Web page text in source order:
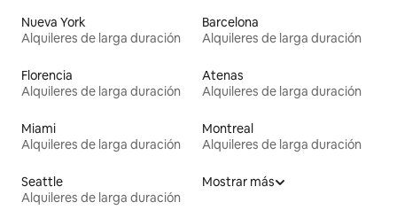
Nueva York
Alquileres de larga duración
Barcelona
Alquileres de larga duración
Florencia
Alquileres de larga duración
Atenas
Alquileres de larga duración
Miami
Alquileres de larga duración
Montreal
Alquileres de larga duración
Seattle
Alquileres de larga duración
Mostrar más